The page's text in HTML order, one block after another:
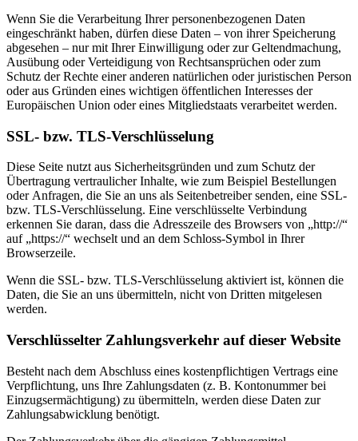
Wenn Sie die Verarbeitung Ihrer personenbezogenen Daten
eingeschränkt haben, dürfen diese Daten – von ihrer Speicherung
abgesehen – nur mit Ihrer Einwilligung oder zur Geltendmachung,
Ausübung oder Verteidigung von Rechtsansprüchen oder zum
Schutz der Rechte einer anderen natürlichen oder juristischen Person
oder aus Gründen eines wichtigen öffentlichen Interesses der
Europäischen Union oder eines Mitgliedstaats verarbeitet werden.
SSL- bzw. TLS-Verschlüsselung
Diese Seite nutzt aus Sicherheitsgründen und zum Schutz der
Übertragung vertraulicher Inhalte, wie zum Beispiel Bestellungen
oder Anfragen, die Sie an uns als Seitenbetreiber senden, eine SSL-
bzw. TLS-Verschlüsselung. Eine verschlüsselte Verbindung
erkennen Sie daran, dass die Adresszeile des Browsers von „http://“
auf „https://“ wechselt und an dem Schloss-Symbol in Ihrer
Browserzeile.
Wenn die SSL- bzw. TLS-Verschlüsselung aktiviert ist, können die
Daten, die Sie an uns übermitteln, nicht von Dritten mitgelesen
werden.
Verschlüsselter Zahlungsverkehr auf dieser Website
Besteht nach dem Abschluss eines kostenpflichtigen Vertrags eine
Verpflichtung, uns Ihre Zahlungsdaten (z. B. Kontonummer bei
Einzugsermächtigung) zu übermitteln, werden diese Daten zur
Zahlungsabwicklung benötigt.